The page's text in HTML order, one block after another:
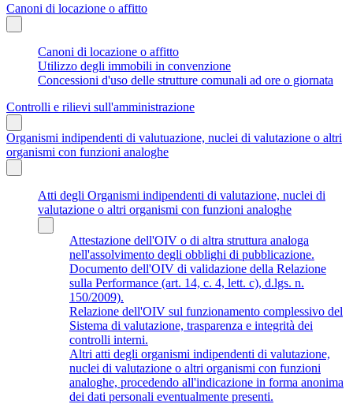
Canoni di locazione o affitto
Canoni di locazione o affitto
Utilizzo degli immobili in convenzione
Concessioni d'uso delle strutture comunali ad ore o giornata
Controlli e rilievi sull'amministrazione
Organismi indipendenti di valutuazione, nuclei di valutazione o altri
organismi con funzioni analoghe
Atti degli Organismi indipendenti di valutazione, nuclei di
valutazione o altri organismi con funzioni analoghe
Attestazione dell'OIV o di altra struttura analoga
nell'assolvimento degli obblighi di pubblicazione.
Documento dell'OIV di validazione della Relazione
sulla Performance (art. 14, c. 4, lett. c), d.lgs. n.
150/2009).
Relazione dell'OIV sul funzionamento complessivo del
Sistema di valutazione, trasparenza e integrità dei
controlli interni.
Altri atti degli organismi indipendenti di valutazione,
nuclei di valutazione o altri organismi con funzioni
analoghe, procedendo all'indicazione in forma anonima
dei dati personali eventualmente presenti.